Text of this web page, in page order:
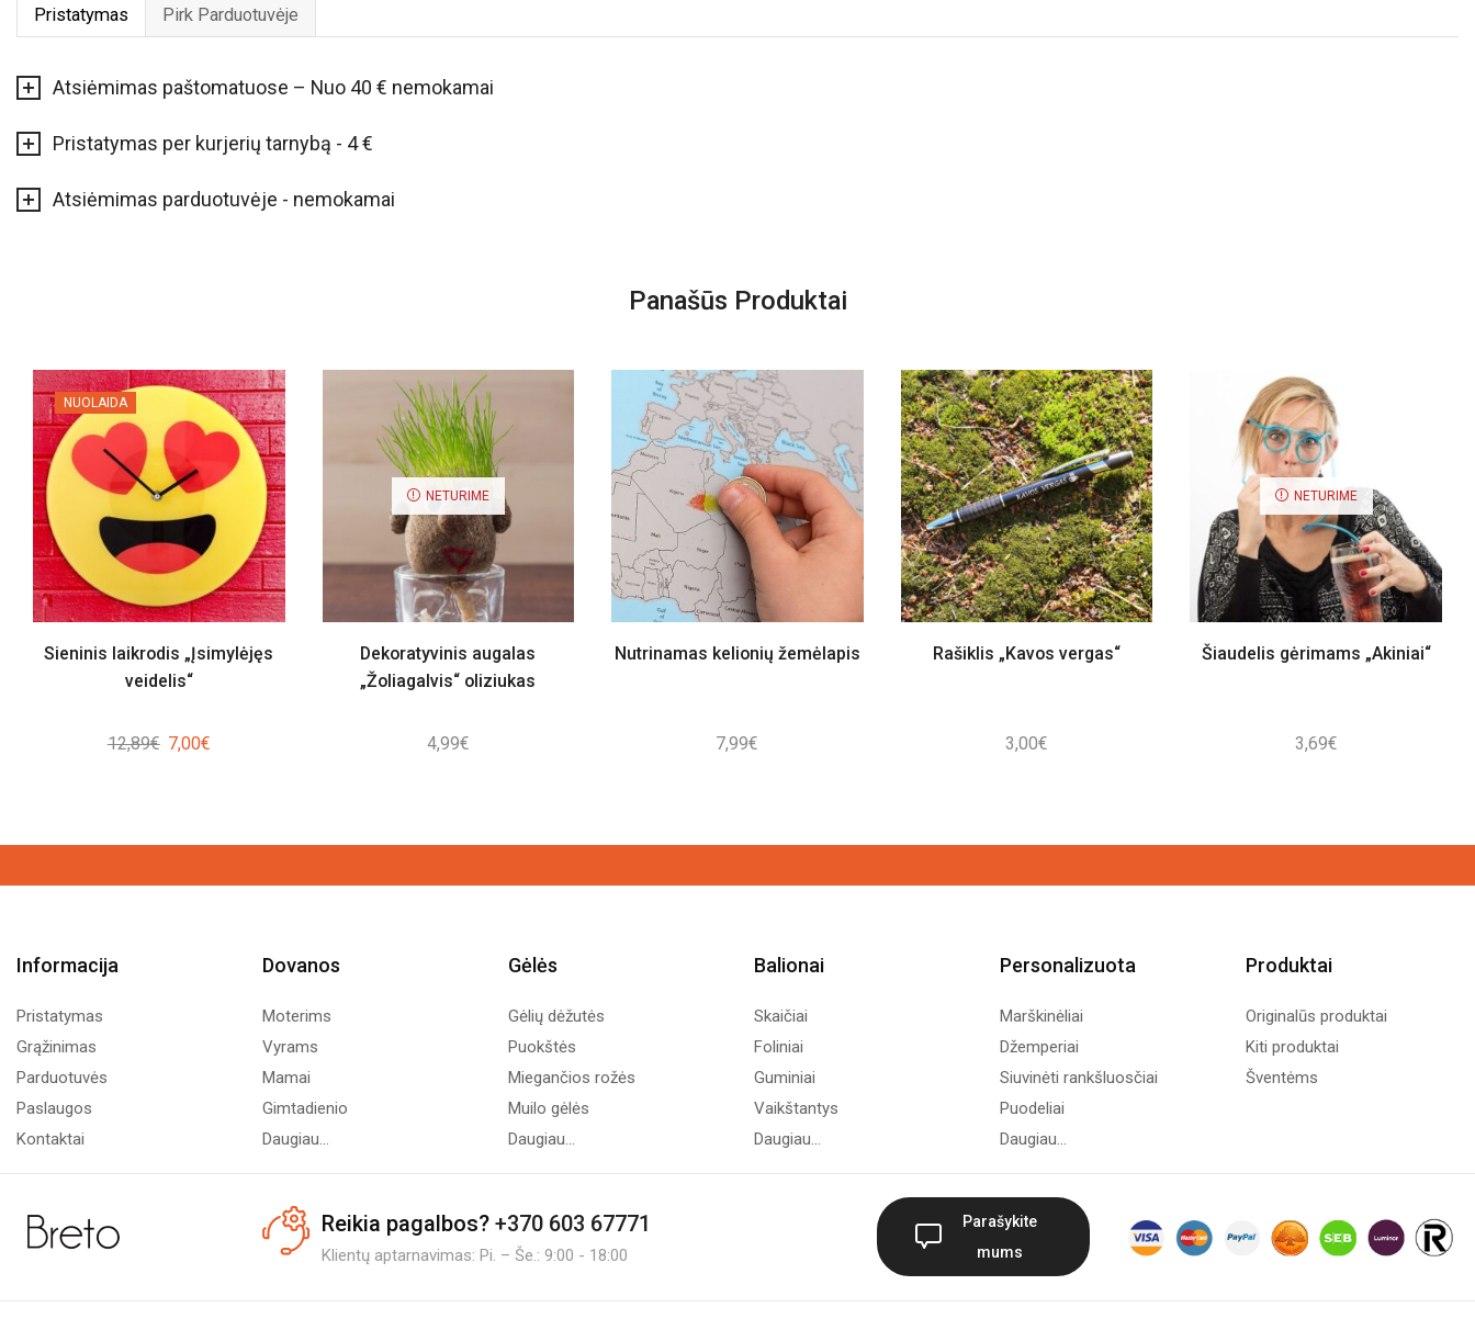
Pristatymas Pirk Parduotuvėje
Atsiėmimas paštomatuose – Nuo 40 € nemokamai
Pristatymas per kurjerių tarnybą - 4 €
Atsiėmimas parduotuvėje - nemokamai
Panašūs Produktai
NUOLAIDA
Sieninis laikrodis „Įsimylėjęs
veidelis“
12,89€ Original
7,00€Current
NETURIME
Dekoratyvinis augalas
„Žoliagalvis“ oliziukas
4,99€
Nutrinamas kelionių žemėlapis
7,99€
Rašiklis „Kavos vergas“
3,00€
NETURIME
Šiaudelis gėrimams „Akiniai“
3,69€
Informacija
Pristatymas
Grąžinimas
Parduotuvės
Paslaugos
Kontaktai
Dovanos
Moterims
Vyrams
Mamai
Gimtadienio
Daugiau...
Gėlės
Gėlių dėžutės
Puokštės
Miegančios rožės
Muilo gėlės
Daugiau...
Balionai
Skaičiai
Foliniai
Guminiai
Vaikštantys
Daugiau...
Personalizuota
Marškinėliai
Džemperiai
Siuvinėti rankšluosčiai
Puodeliai
Daugiau...
Produktai
Originalūs produktai
Kiti produktai
Šventėms
Reikia pagalbos? +370 603 67771
Klientų aptarnavimas: Pi. – Še.: 9:00 - 18:00
Parašykite
mums